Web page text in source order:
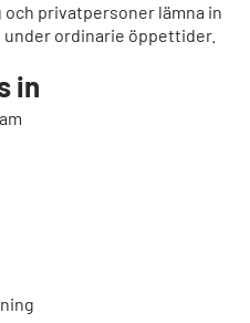
och privatpersoner lämna in
ordinarie öppettider.
in